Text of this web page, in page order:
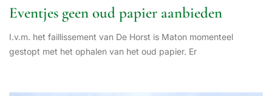
Eventjes geen oud papier aanbieden
I.v.m. het faillissement van De Horst is Maton momenteel
gestopt met het ophalen van het oud papier. Er